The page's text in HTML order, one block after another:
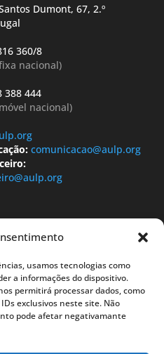
usamos tecnologias como
a informações do dispositivo.
permitirá processar dados, como
exclusivos neste site. Não
pode afetar negativamante
Dumont, 67, 2.º
360/8
nacional)
388 444
nacional)
comunicacao@aulp.org